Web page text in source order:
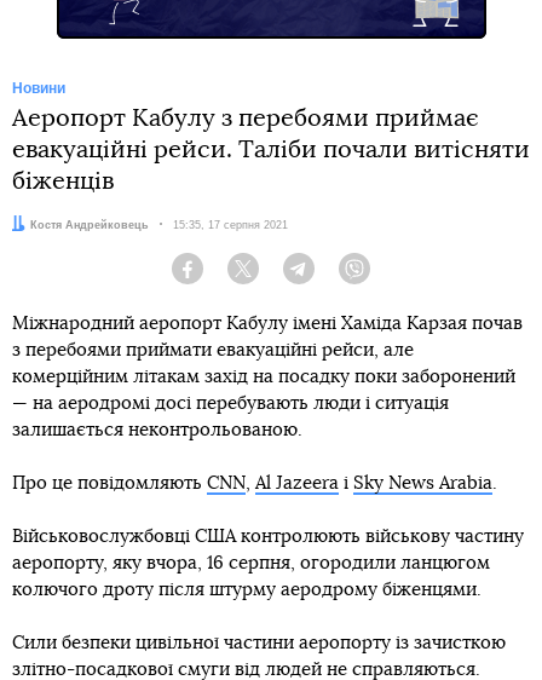
Новини
Аеропорт Кабулу з перебоями приймає
евакуаційні рейси. Таліби почали витісняти
біженців
Автор:Костя Андрейковець Дата:
15:35, 17 серпня 2021
Facebook Twitter Telegram
Міжнародний аеропорт Кабулу імені Хаміда Карзая почав
з перебоями приймати евакуаційні рейси, але
комерційним літакам захід на посадку поки заборонений
— на аеродромі досі перебувають люди і ситуація
залишається неконтрольованою.
Про це повідомляють CNN Al Jazeera і Sky News Arabia
Військовослужбовці США контролюють військову частину
аеропорту, яку вчора, 16 серпня, огородили ланцюгом
колючого дроту після штурму аеродрому біженцями.
Сили безпеки цивільної частини аеропорту із зачисткою
злітно-посадкової смуги від людей не справляються.